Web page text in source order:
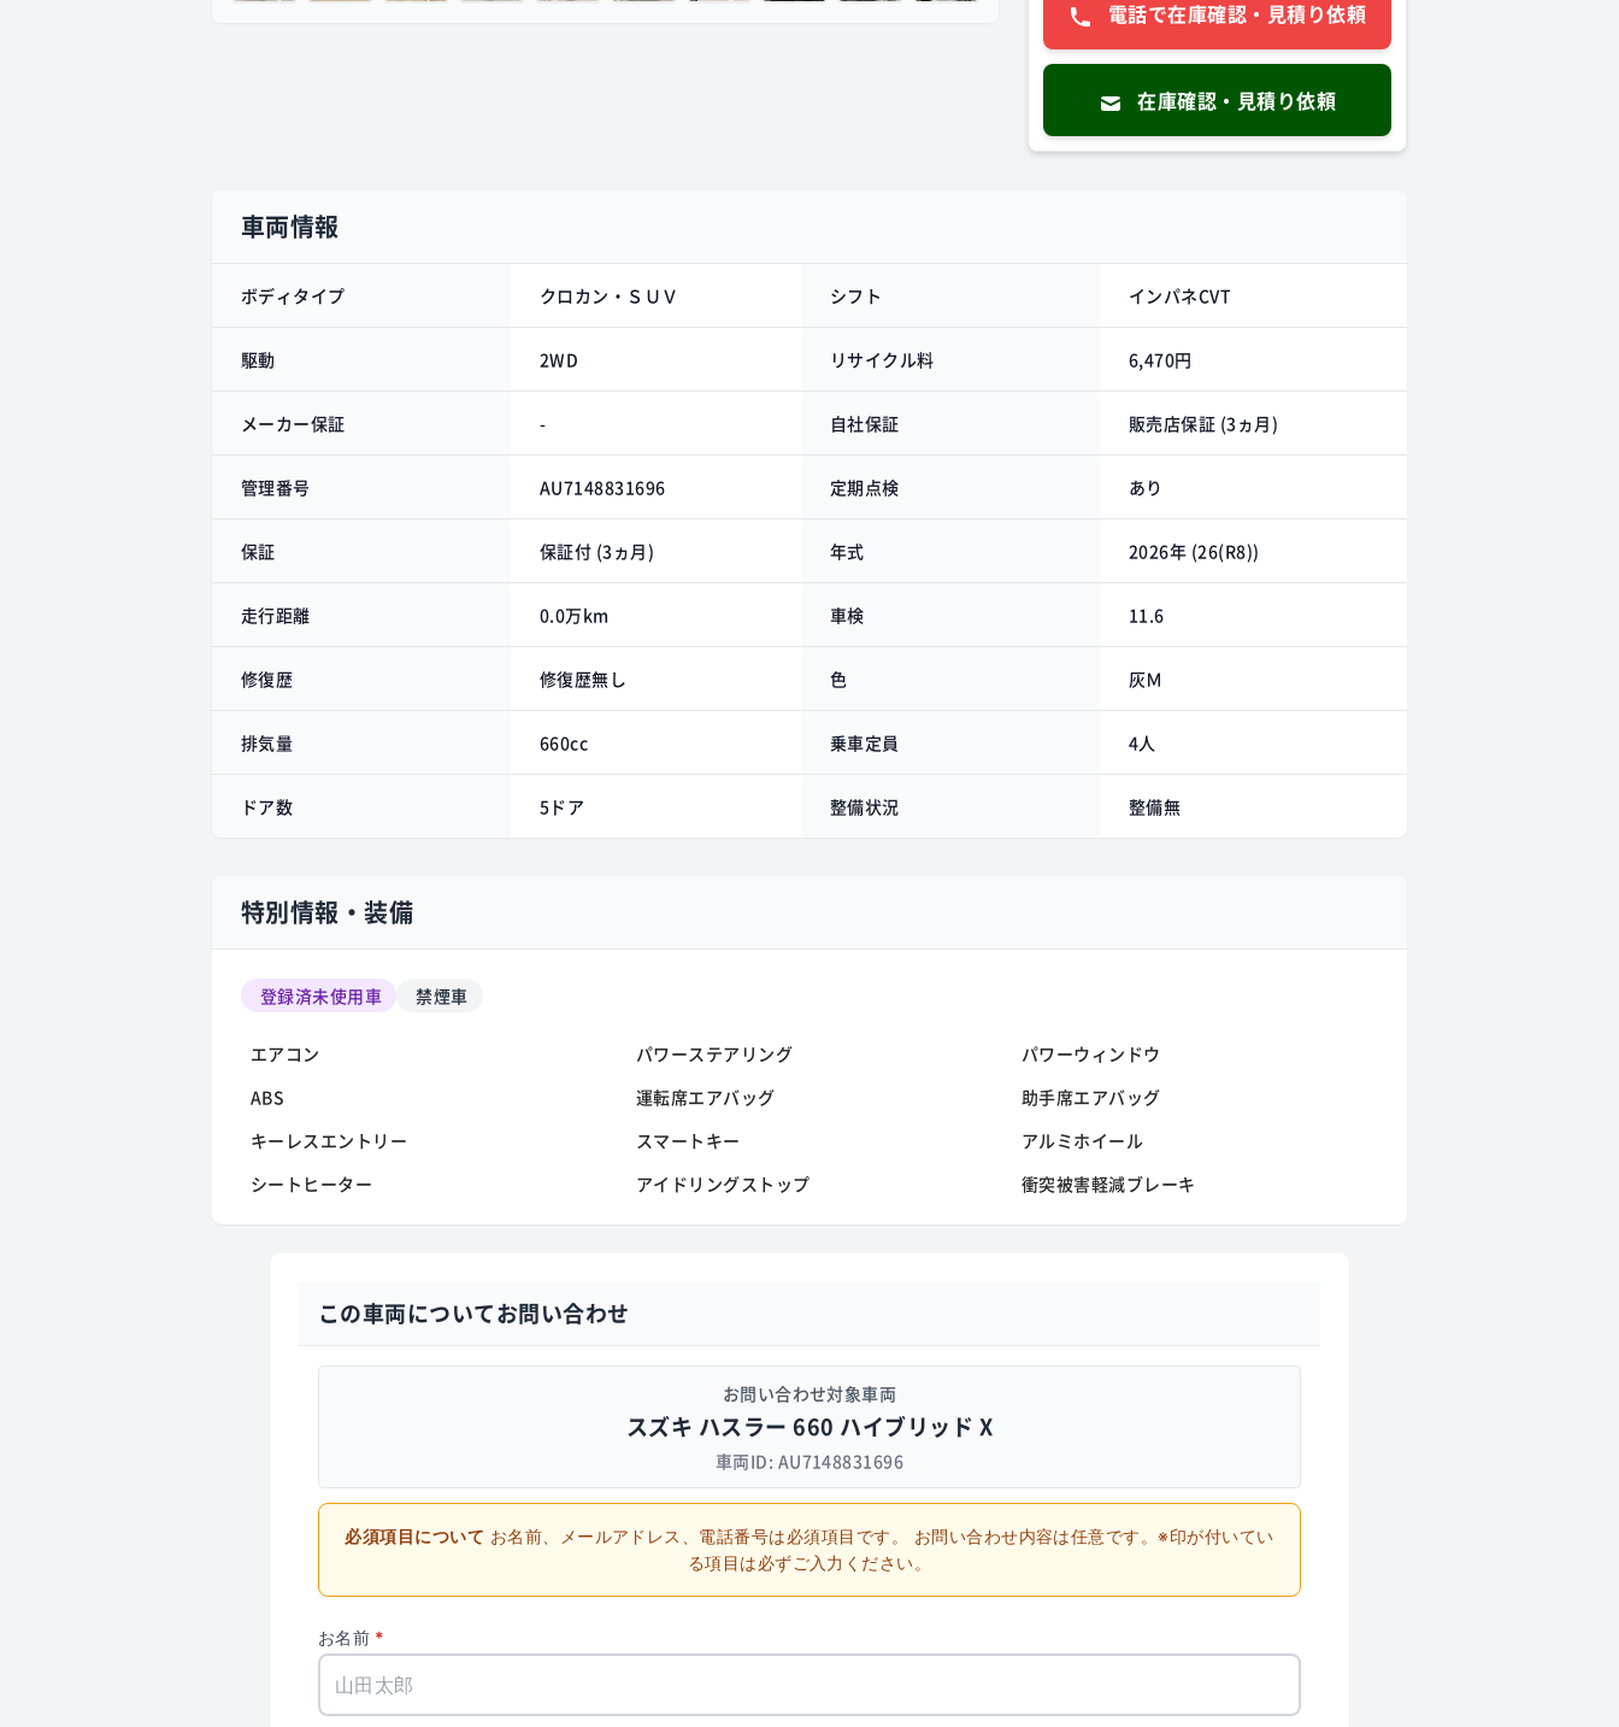
電話で在庫確認・見積り依頼
在庫確認・見積り依頼
車両情報
ボディタイプ クロカン・ＳＵＶ シフト インパネCVT
駆動 2WD リサイクル料 6,470円
メーカー保証 - 自社保証 販売店保証 (3ヵ月)
管理番号 AU7148831696 定期点検 あり
保証 保証付 (3ヵ月) 年式 2026年 (26(R8))
走行距離 0.0万km 車検 11.6
修復歴 修復歴無し 色 灰Ｍ
排気量 660cc 乗車定員 4人
ドア数 5ドア 整備状況 整備無
特別情報・装備
登録済未使用車 禁煙車
エアコン パワーステアリング
パワーウィンドウ
ABS
運転席エアバッグ
助手席エアバッグ
キーレスエントリー
スマートキー
アルミホイール
シートヒーター
アイドリングストップ 衝突被害軽減ブレーキ
この車両についてお問い合わせ
お問い合わせ対象車両
スズキ ハスラー 660 ハイブリッド X
車両ID: AU7148831696
必須項目について お名前、メールアドレス、電話番号は必須項目です。
お問い合わせ内容は任意です。※印が付いてい
る項目は必ずご入力ください。
お名前